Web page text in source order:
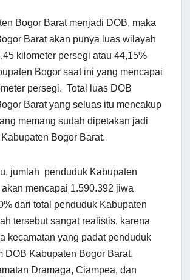
Bogor Barat menjadi DOB, maka
Barat akan punya luas wilayah
kilometer persegi atau 44,15%
Bogor saat ini yang mencapai
persegi. Total luas DOB
Barat yang seluas itu menca­kup
memang sudah dipetakan jadi
­Bogor Barat.
jumlah penduduk Kabupaten
mencapai 1.590.392 jiwa
dari total penduduk Kabupaten
tersebut sangat realistis, ka­rena
kecama­t­an yang padat penduduk
DOB Kabupa­ten Bogor Barat,
Dramaga, Ciampea, dan